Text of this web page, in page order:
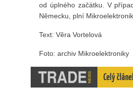
od úplného začátku. V
Německu, plní
Text: Věra Vortelová
Foto: archiv Mikroelektroniky
Celý